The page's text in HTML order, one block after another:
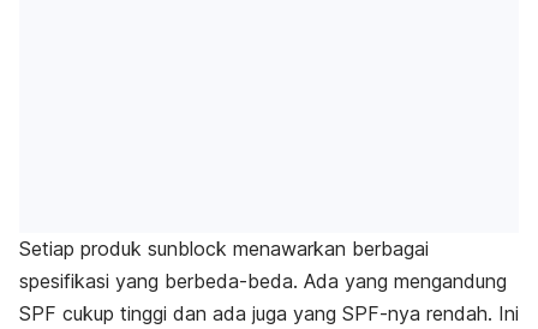
Setiap produk sunblock menawarkan berbagai
spesifikasi yang berbeda-beda. Ada yang mengandung
SPF cukup tinggi dan ada juga yang SPF-nya rendah. Ini